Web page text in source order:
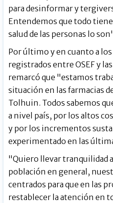
para desinformar y
Entendemos que todo
salud de las personas lo
Por último y en cuanto a
registrados entre OSEF y
remarcó que "estamos
situación en las farmacias
Tolhuin. Todos sabemos
a nivel país, por los altos
y por los incrementos
experimentado en las
"Quiero llevar tranquilidad
población en general,
centrados para que en las
restablecer la atención en